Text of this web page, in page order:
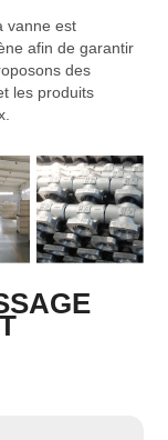
vanne est
afin de garantir
des
les produits